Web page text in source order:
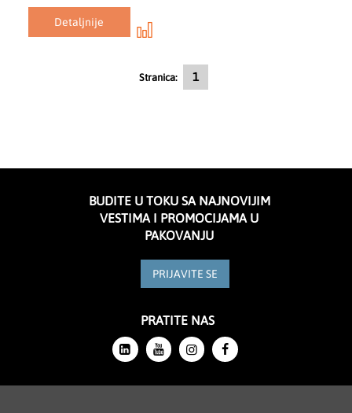
Detaljnije
Stranica: Trenutno čitate stranicu
1
BUDITE U TOKU SA NAJNOVIJIM
VESTIMA I PROMOCIJAMA U
PAKOVANJU
PRIJAVITE SE
PRATITE NAS